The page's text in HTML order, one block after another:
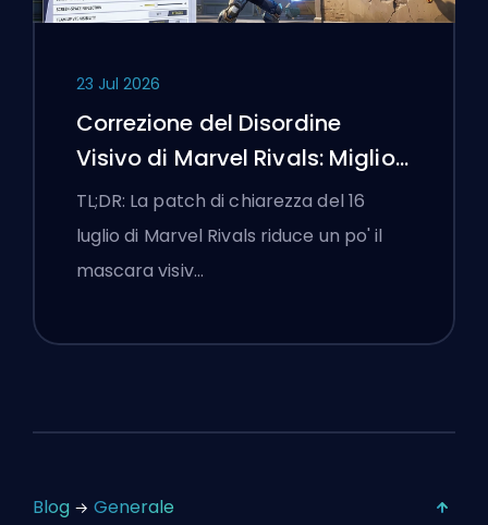
23 Jul 2026
Correzione del Disordine
Visivo di Marvel Rivals: Migliori
Impostazioni Competitive
Dopo la Patch del 16 Luglio
TL;DR: La patch di chiarezza del 16
luglio di Marvel Rivals riduce un po' il
mascara visiv…
Blog Generale